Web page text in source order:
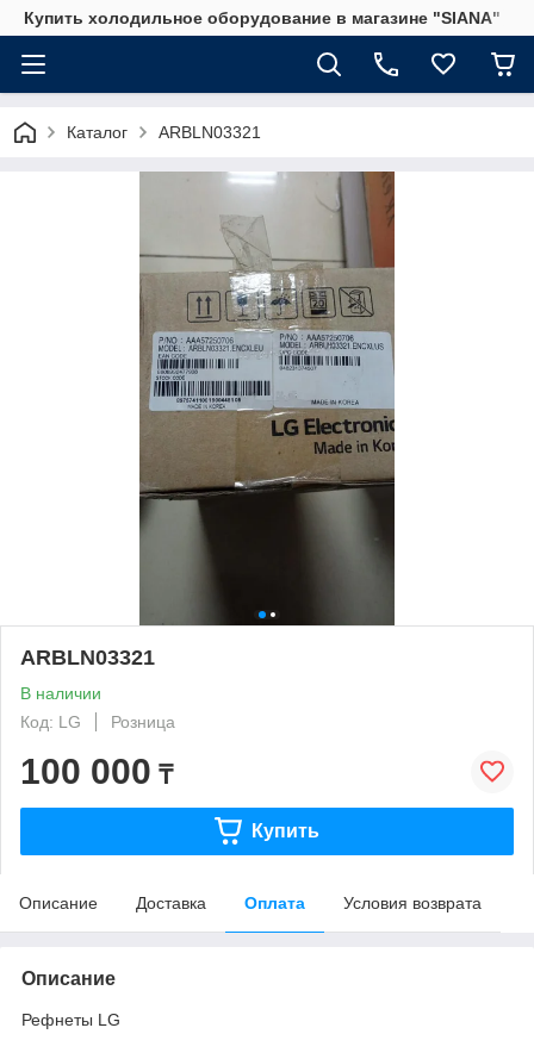
Купить холодильное оборудование в магазине "SIANA"
Каталог ARBLN03321
ARBLN03321
В наличии
Код: LG
Розница
100 000 ₸
Купить
Описание Доставка Оплата Условия возврата
Описание
Рефнеты LG